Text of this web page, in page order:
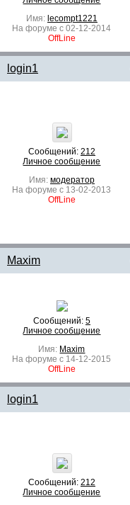
Имя: lecompt1221
На форуме с 02-12-2014
OffLine
login1
Сообщений: 212
Личное сообщение
Имя: модератор
На форуме с 13-02-2013
OffLine
Maxim
Сообщений: 5
Личное сообщение
Имя: Maxim
На форуме с 14-12-2015
OffLine
login1
Сообщений: 212
Личное сообщение